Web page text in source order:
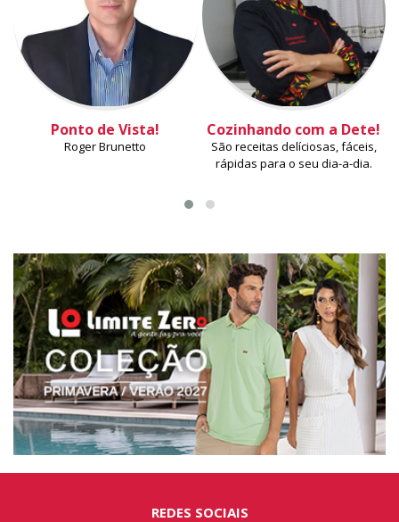
Ponto de Vista!
Roger Brunetto
Cozinhando com a Dete!
São receitas delíciosas, fáceis,
rápidas para o seu dia-a-dia.
REDES SOCIAIS